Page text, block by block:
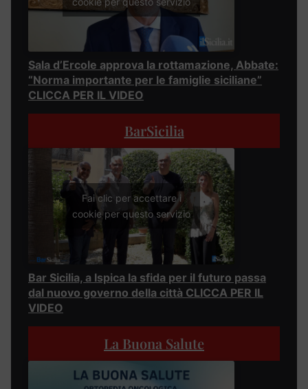
Sala d’Ercole approva la rottamazione, Abbate:
“Norma importante per le famiglie siciliane”
CLICCA PER IL VIDEO
BarSicilia
Fai clic per accettare i
cookie per questo servizio
Bar Sicilia, a Ispica la sfida per il futuro passa
dal nuovo governo della città CLICCA PER IL
VIDEO
La Buona Salute